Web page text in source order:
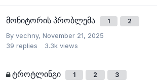
მონიტორის პრობლემა 1 2
By vechny, November 21, 2025
39 replies 3.3k views
ტროტლინგი 1 2 3